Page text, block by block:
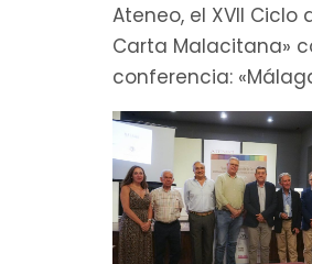
Ateneo, el XVII
Carta Malacitana»
conferencia: